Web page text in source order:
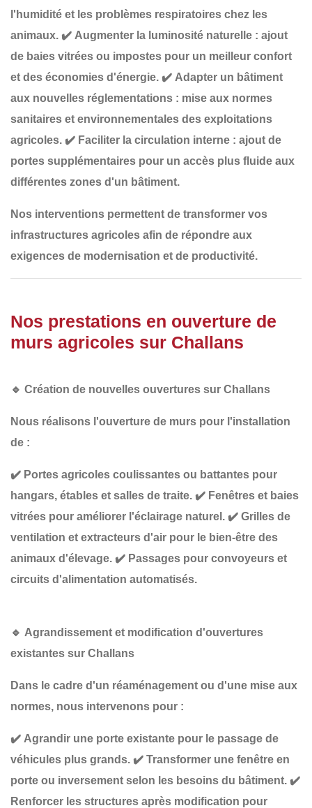
l'humidité et les problèmes respiratoires chez les
animaux. ✔️ Augmenter la luminosité naturelle : ajout
de baies vitrées ou impostes pour un meilleur confort
et des économies d'énergie. ✔️ Adapter un bâtiment
aux nouvelles réglementations : mise aux normes
sanitaires et environnementales des exploitations
agricoles. ✔️ Faciliter la circulation interne : ajout de
portes supplémentaires pour un accès plus fluide aux
différentes zones d'un bâtiment.
Nos interventions permettent de transformer vos
infrastructures agricoles afin de répondre aux
exigences de modernisation et de productivité.
Nos prestations en ouverture de
murs agricoles sur Challans
🔹 Création de nouvelles ouvertures sur Challans
Nous réalisons l'ouverture de murs pour l'installation
de :
✔️ Portes agricoles coulissantes ou battantes pour
hangars, étables et salles de traite. ✔️ Fenêtres et baies
vitrées pour améliorer l'éclairage naturel. ✔️ Grilles de
ventilation et extracteurs d'air pour le bien-être des
animaux d'élevage. ✔️ Passages pour convoyeurs et
circuits d'alimentation automatisés.
🔹 Agrandissement et modification d'ouvertures
existantes sur Challans
Dans le cadre d'un réaménagement ou d'une mise aux
normes, nous intervenons pour :
✔️ Agrandir une porte existante pour le passage de
véhicules plus grands. ✔️ Transformer une fenêtre en
porte ou inversement selon les besoins du bâtiment. ✔️
Renforcer les structures après modification pour